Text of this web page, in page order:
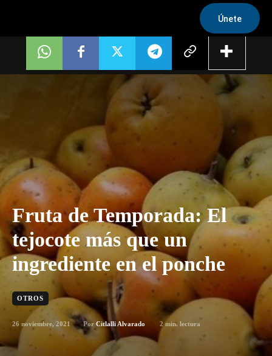
Únete
Fruta de Temporada: El
tejocote más que un
ingrediente en el ponche
OTROS
26 noviembre, 2021 Por Citlalli Alvarado 2min. lectura